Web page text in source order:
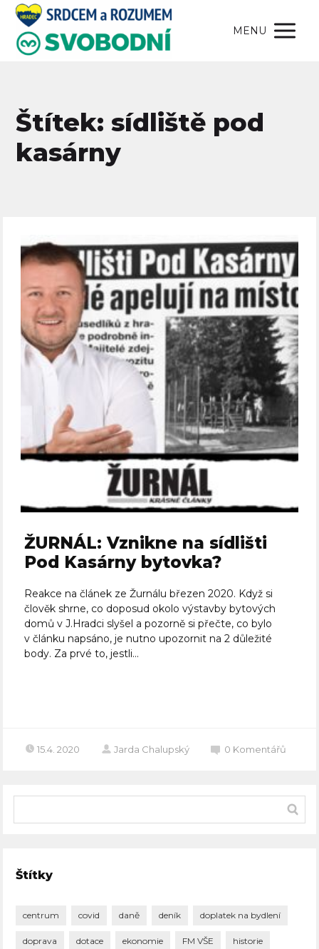
MENU
Štítek: sídliště pod
kasárny
ŽURNÁL: Vznikne na sídlišti
Pod Kasárny bytovka?
Reakce na článek ze Žurnálu březen 2020. Když si
člověk shrne, co doposud okolo výstavby bytových
domů v J.Hradci slyšel a pozorně si přečte, co bylo
v článku napsáno, je nutno upozornit na 2 důležité
body. Za prvé to, jestli...
15.4. 2020 Jarda Chalupský 0 Komentářů
Štítky
centrum covid daně deník doplatek na bydlení
doprava dotace ekonomie FM VŠE historie